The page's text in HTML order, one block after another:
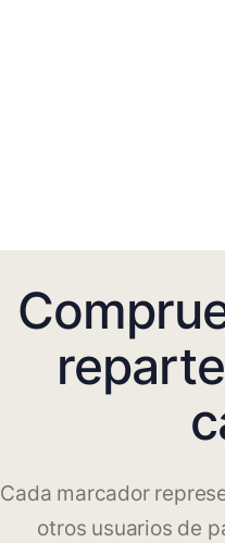
Cada marcador
otros usuarios de